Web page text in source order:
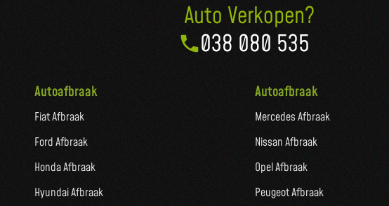
Auto Verkopen?
038 080 535
Autoafbraak
Fiat Afbraak
Ford Afbraak
Honda Afbraak
Hyundai Afbraak
Autoafbraak
Mercedes Afbraak
Nissan Afbraak
Opel Afbraak
Peugeot Afbraak